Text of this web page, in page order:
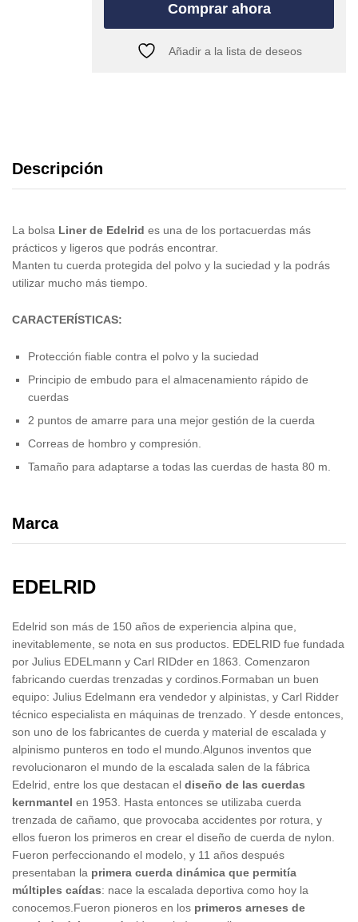
Comprar ahora
Añadir a la lista de deseos
Descripción
La bolsa Liner de Edelrid es una de los portacuerdas más
prácticos y ligeros que podrás encontrar.
Manten tu cuerda protegida del polvo y la suciedad y la podrás
utilizar mucho más tiempo.
CARACTERÍSTICAS:
Protección fiable contra el polvo y la suciedad
Principio de embudo para el almacenamiento rápido de
cuerdas
2 puntos de amarre para una mejor gestión de la cuerda
Correas de hombro y compresión.
Tamaño para adaptarse a todas las cuerdas de hasta 80 m.
Marca
EDELRID
Edelrid son más de 150 años de experiencia alpina que,
inevitablemente, se nota en sus productos. EDELRID fue fundada
por Julius EDELmann y Carl RIDder en 1863. Comenzaron
fabricando cuerdas trenzadas y cordinos.Formaban un buen
equipo: Julius Edelmann era vendedor y alpinistas, y Carl Ridder
técnico especialista en máquinas de trenzado. Y desde entonces,
son uno de los fabricantes de cuerda y material de escalada y
alpinismo punteros en todo el mundo.Algunos inventos que
revolucionaron el mundo de la escalada salen de la fábrica
Edelrid, entre los que destacan el diseño de las cuerdas
kernmantel en 1953. Hasta entonces se utilizaba cuerda
trenzada de cañamo, que provocaba accidentes por rotura, y
ellos fueron los primeros en crear el diseño de cuerda de nylon.
Fueron perfeccionando el modelo, y 11 años después
presentaban la primera cuerda dinámica que permitía
múltiples caídas: nace la escalada deportiva como hoy la
conocemos.Fueron pioneros en los primeros arneses de